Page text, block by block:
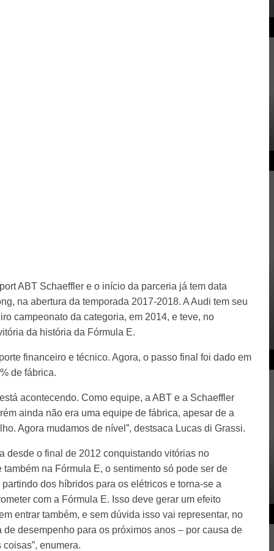
ABT Schaeffler e o início da parceria já tem data
na abertura da temporada 2017-2018. A Audi tem seu
campeonato da categoria, em 2014, e teve, no
da história da Fórmula E.
financeiro e técnico. Agora, o passo final foi dado em
de fábrica.
acontecendo. Como equipe, a ABT e a Schaeffler
ainda não era uma equipe de fábrica, apesar de a
Agora mudamos de nível”, destsaca Lucas di Grassi.
desde o final de 2012 conquistando vitórias no
na Fórmula E, o sentimento só pode ser de
dos híbridos para os elétricos e torna-se a
com a Fórmula E. Isso deve gerar um efeito
entrar também, e sem dúvida isso vai representar, no
desempenho para os próximos anos – por causa de
enumera.